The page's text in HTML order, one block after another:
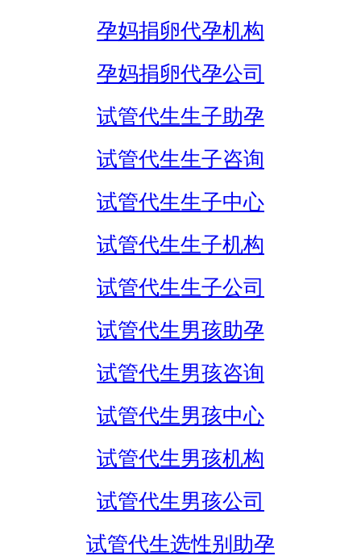
孕妈捐卵代孕机构
孕妈捐卵代孕公司
试管代生生子助孕
试管代生生子咨询
试管代生生子中心
试管代生生子机构
试管代生生子公司
试管代生男孩助孕
试管代生男孩咨询
试管代生男孩中心
试管代生男孩机构
试管代生男孩公司
试管代生选性别助孕